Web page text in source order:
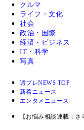
クルマ
ライフ・文化
社会
政治・国際
経済・ビジネス
IT・科学
写真
週プレNEWS TOP
新着ニュース
エンタメニュース
【お悩み相談連載：